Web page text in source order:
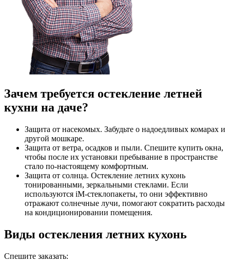
Зачем требуется остекление летней
кухни на даче?
Защита от насекомых. Забудьте о надоедливых комарах и
другой мошкаре.
Защита от ветра, осадков и пыли. Спешите купить окна,
чтобы после их установки пребывание в пространстве
стало по-настоящему комфортным.
Защита от солнца. Остекление летних кухонь
тонированными, зеркальными стеклами. Если
используются iM-стеклопакеты, то они эффективно
отражают солнечные лучи, помогают сократить расходы
на кондиционировании помещения.
Виды остекления летних кухонь
Спешите заказать: